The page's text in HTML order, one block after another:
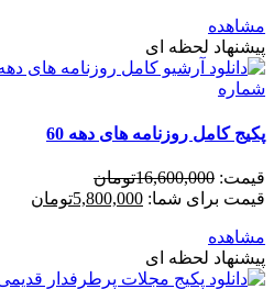
مشاهده
پیشنهاد لحظه ای
پکیج کامل روزنامه های دهه 60
قیمت: 16,600,000تومان
قیمت برای شما: 5,800,000تومان
مشاهده
پیشنهاد لحظه ای